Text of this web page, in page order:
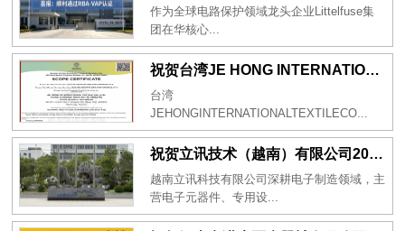
作为全球电路保护领域龙头企业Littelfuse集
团在华核心...
祝贺台湾JE HONG INTERNATIONAL TEXTILE CO., LTD 2026年一次性成功通过GRS认证
台湾
JEHONGINTERNATIONALTEXTILECO...
祝贺立讯技术（越南）有限公司2026年一次性成功通过RBA-VAP审核获得金牌评级！
越南立讯科技有限公司深耕电子制造领域，主
营电子元器件、专用设...